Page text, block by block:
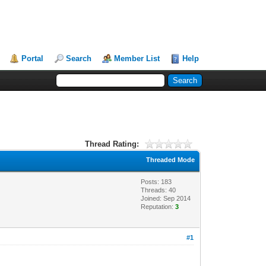
Portal Search Member List Help
Thread Rating:
Threaded Mode
Posts: 183
Threads: 40
Joined: Sep 2014
Reputation:3
#1